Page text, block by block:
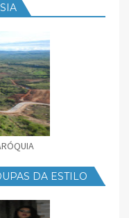
DA ESTILO